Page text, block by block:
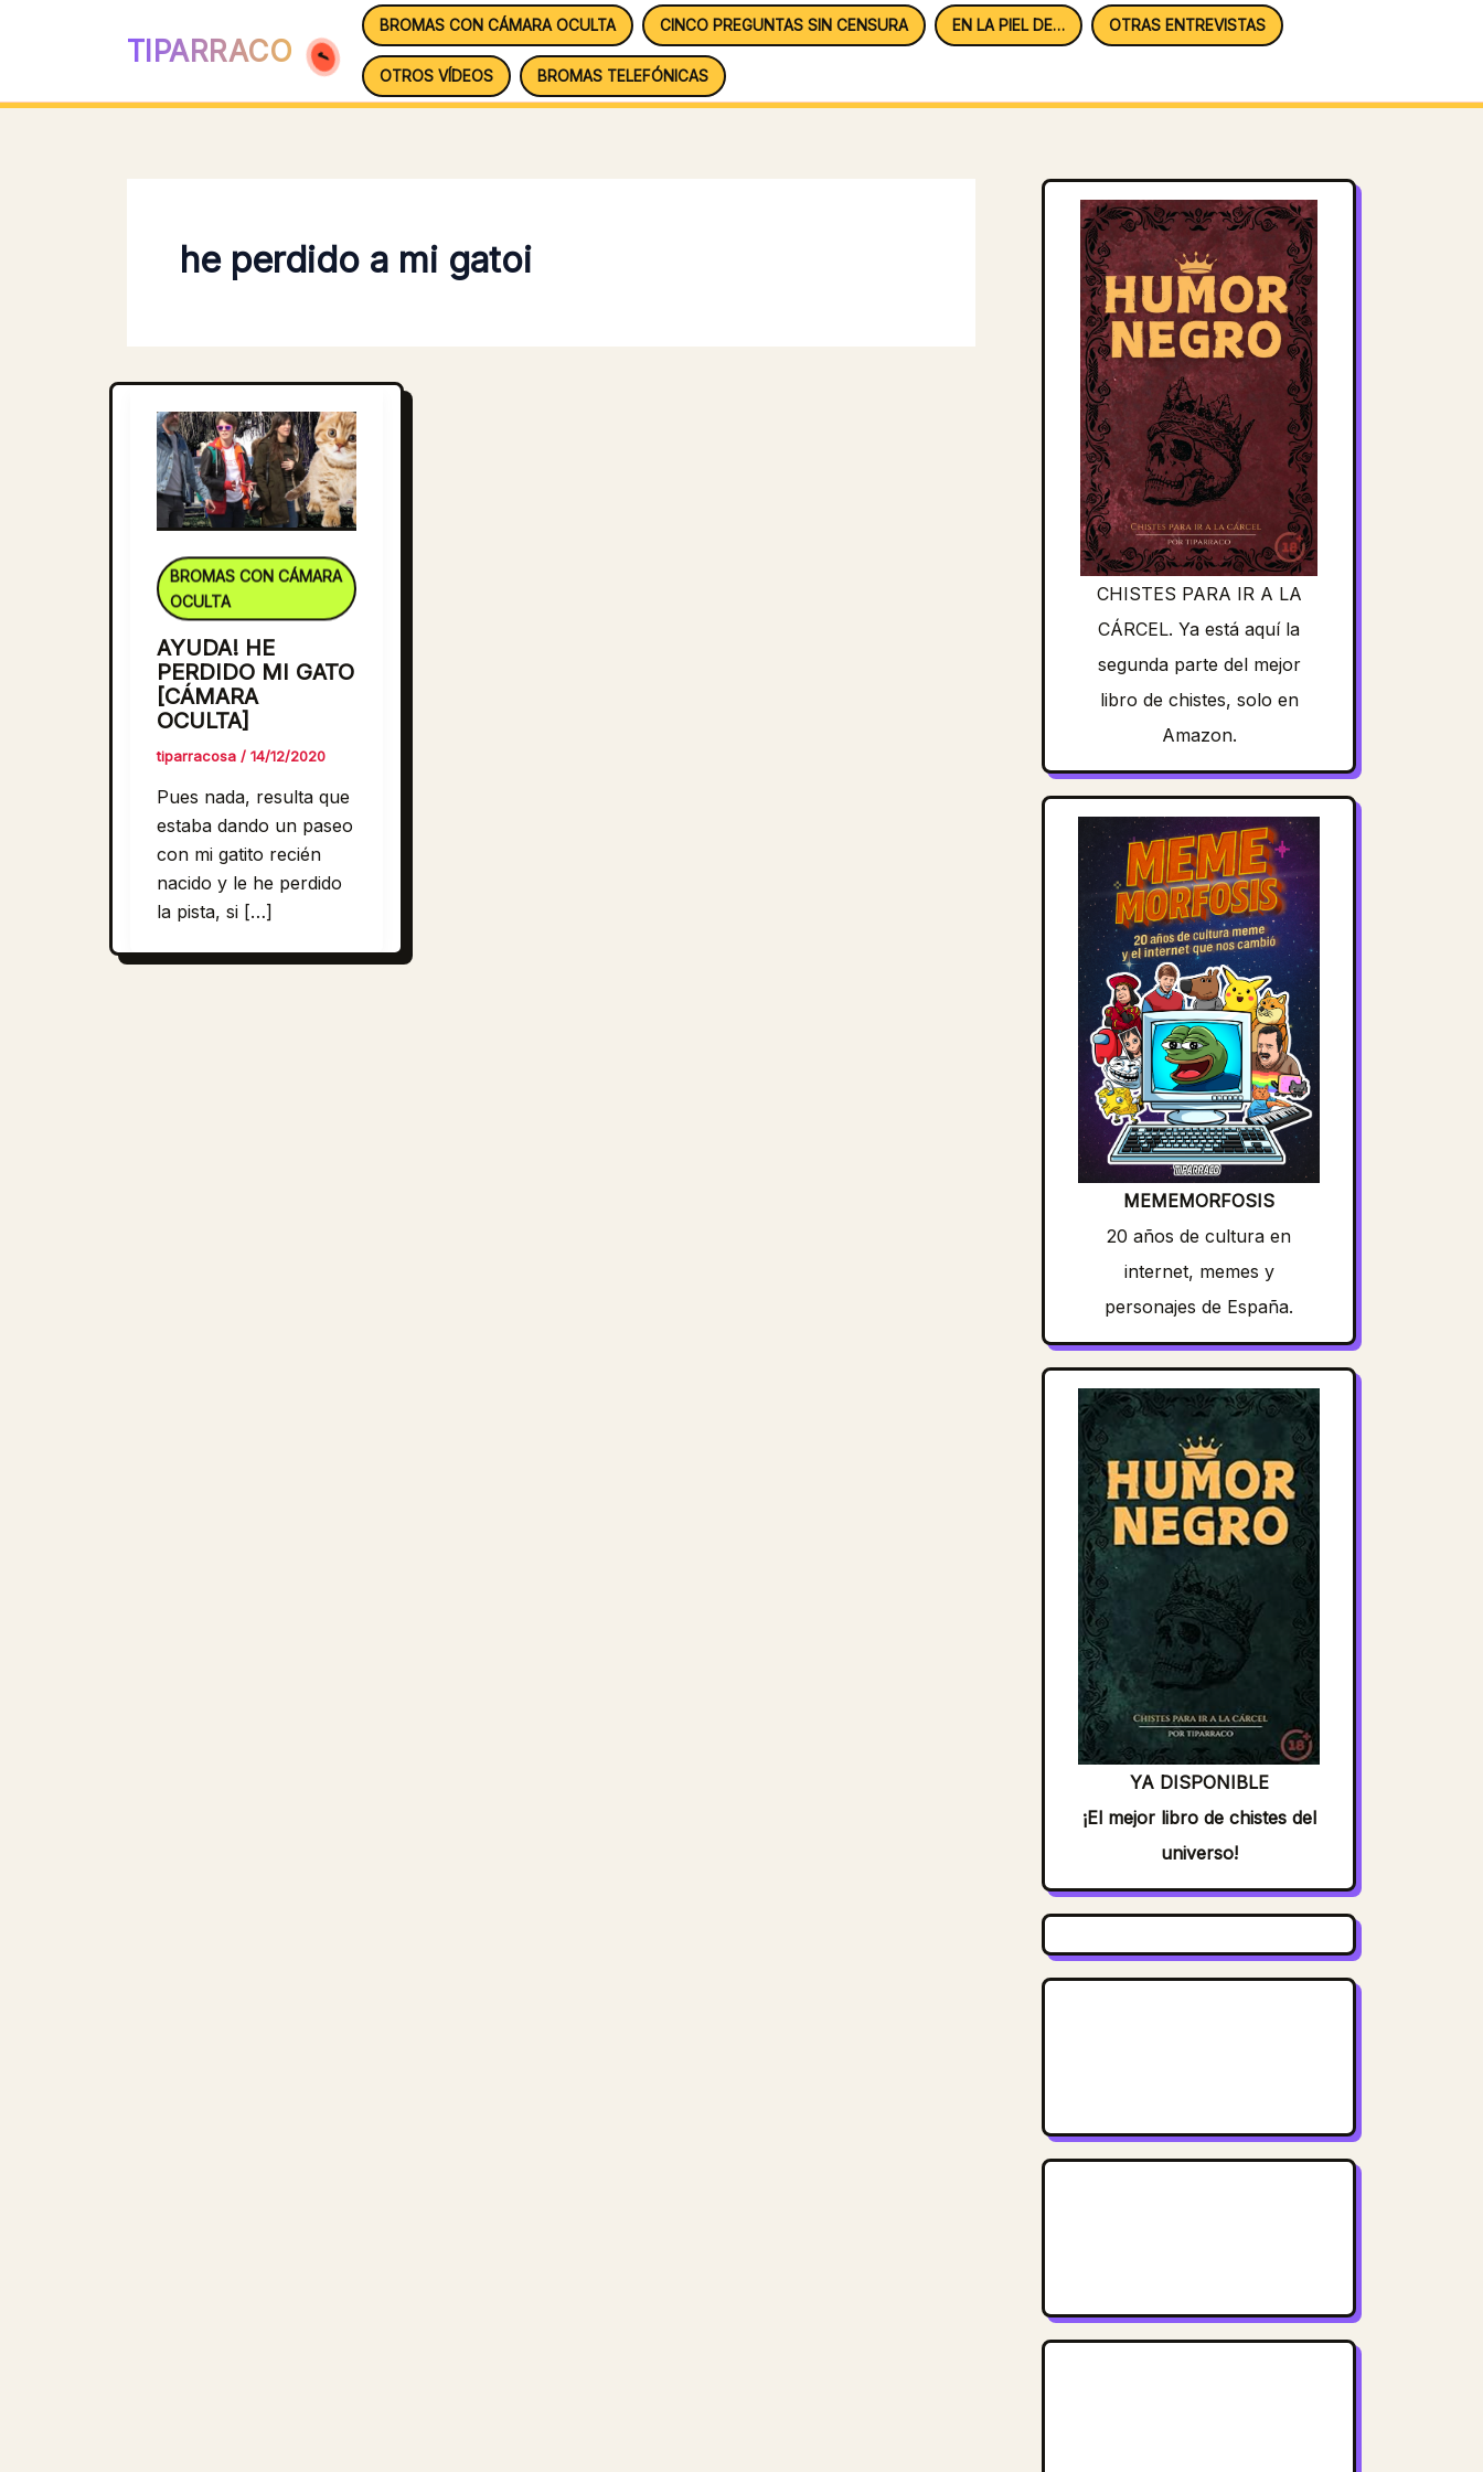
TIPARRACO
BROMAS CON CÁMARA OCULTA CINCO PREGUNTAS SIN CENSURA EN LA PIEL DE… OTRAS ENTREVISTAS
OTROS VÍDEOS BROMAS TELEFÓNICAS
he perdido a mi gatoi
BROMAS CON CÁMARA
OCULTA
AYUDA! HE
PERDIDO MI GATO
[CÁMARA
OCULTA]
tiparracosa / 14/12/2020
Pues nada, resulta que
estaba dando un paseo
con mi gatito recién
nacido y le he perdido
la pista, si […]
CHISTES PARA IR A LA
CÁRCEL. Ya está aquí la
segunda parte del mejor
libro de chistes, solo en
Amazon.
MEMEMORFOSIS
20 años de cultura en
internet, memes y
personajes de España.
YA DISPONIBLE
¡El mejor libro de chistes del
universo!